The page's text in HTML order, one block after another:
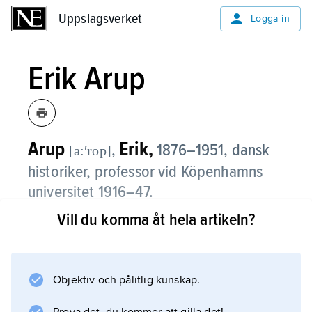
Uppslagsverket Logga in
Erik Arup
Arup [a:ʹrop], Erik, 1876–1951, dansk
historiker, professor vid Köpenhamns
universitet 1916–47.
Arup anslöt sig i sin
hävdade att historisk vetenskap skulle vara
Vill du komma åt hela artikeln?
Objektiv och pålitlig kunskap.